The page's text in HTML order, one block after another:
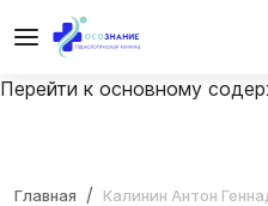
Перейти к основному
Главная Калинин Антон